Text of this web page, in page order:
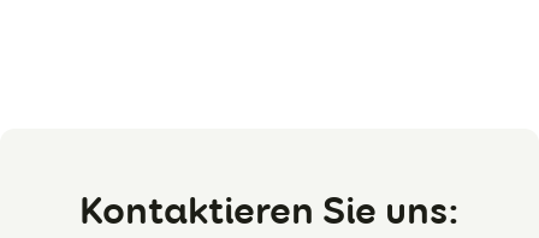
Kontaktieren Sie uns: